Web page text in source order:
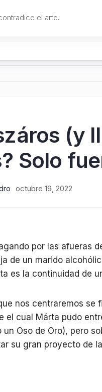
el arte.
(y
Solo
octubre 19, 2022
por las afueras
de un marido
es la continuidad de
nos centraremos
el cual Márta pudo
Oso de Oro), pero
su gran proyecto de